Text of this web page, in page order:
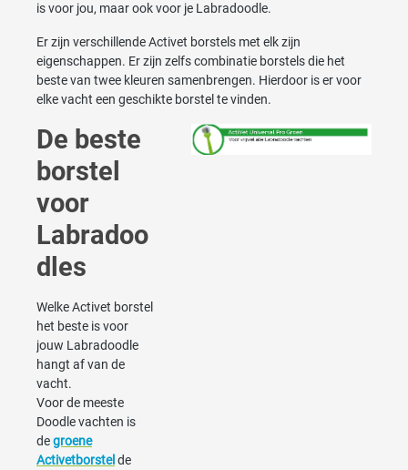
is voor jou, maar ook voor je Labradoodle.
Er zijn verschillende Activet borstels met elk zijn
eigenschappen. Er zijn zelfs combinatie borstels die het
beste van twee kleuren samenbrengen. Hierdoor is er voor
elke vacht een geschikte borstel te vinden.
De beste
borstel
voor
Labradoo
dles
Welke Activet borstel
het beste is voor
jouw Labradoodle
hangt af van de
vacht.
Voor de meeste
Doodle vachten is
degroene
Activetborstel de